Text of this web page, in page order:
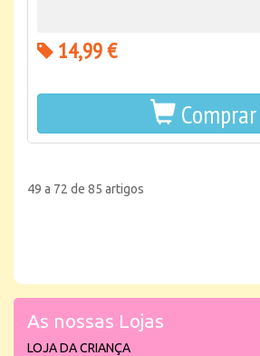
14,99 €
Comprar
49 a 72 de 85 artigos
As nossas Lojas
LOJA DA CRIANÇA